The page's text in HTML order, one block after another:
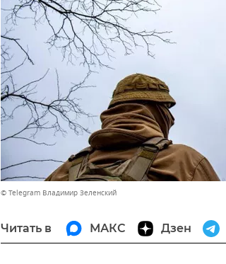
© Telegram Владимир Зеленский
Читать в МАКС Дзен